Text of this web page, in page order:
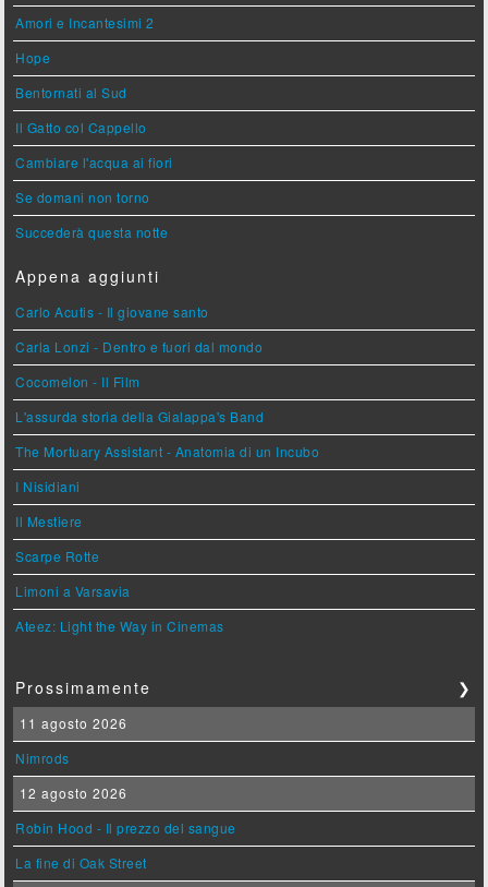
Amori e Incantesimi 2
Hope
Bentornati al Sud
Il Gatto col Cappello
Cambiare l'acqua ai fiori
Se domani non torno
Succederà questa notte
Appena aggiunti
Carlo Acutis - Il giovane santo
Carla Lonzi - Dentro e fuori dal mondo
Cocomelon - Il Film
L'assurda storia della Gialappa's Band
The Mortuary Assistant - Anatomia di un Incubo
I Nisidiani
Il Mestiere
Scarpe Rotte
Limoni a Varsavia
Ateez: Light the Way in Cinemas
Prossimamente ❯
11 agosto 2026
Nimrods
12 agosto 2026
Robin Hood - Il prezzo del sangue
La fine di Oak Street